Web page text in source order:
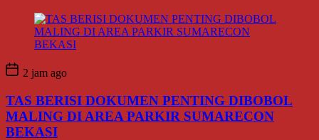
2 jam ago
TAS BERISI DOKUMEN PENTING DIBOBOL
MALING DI AREA PARKIR SUMARECON
BEKASI